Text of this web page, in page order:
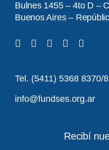
Bulnes 1455 – 4to D –
Buenos Aires –
Tel. (5411) 5368 8370/
info@fundses.org.ar
Recibí